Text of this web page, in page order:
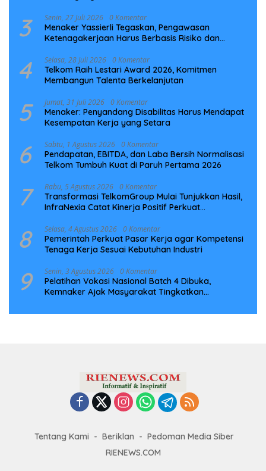
3 Senin, 27 Juli 2026 0 Komentar
Menaker Yassierli Tegaskan, Pengawasan
Ketenagakerjaan Harus Berbasis Risiko dan
4 Selasa, 28 Juli 2026 0 Komentar
Telkom Raih Lestari Award 2026, Komitmen
Membangun Talenta Berkelanjutan
5 Jumat, 31 Juli 2026 0 Komentar
Menaker: Penyandang Disabilitas Harus Mendapat
Kesempatan Kerja yang Setara
6 Sabtu, 1 Agustus 2026 0 Komentar
Pendapatan, EBITDA, dan Laba Bersih Normalisasi
Telkom Tumbuh Kuat di Paruh Pertama 2026
7 Rabu, 5 Agustus 2026 0 Komentar
Transformasi TelkomGroup Mulai Tunjukkan Hasil,
InfraNexia Catat Kinerja Positif Perkuat
8 Selasa, 4 Agustus 2026 0 Komentar
Pemerintah Perkuat Pasar Kerja agar Kompetensi
Tenaga Kerja Sesuai Kebutuhan Industri
9 Senin, 3 Agustus 2026 0 Komentar
Pelatihan Vokasi Nasional Batch 4 Dibuka,
Kemnaker Ajak Masyarakat Tingkatkan
Tentang Kami Beriklan
Pedoman Media Siber
RIENEWS.COM